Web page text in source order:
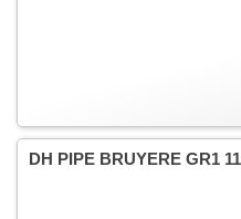
DH PIPE BRUYERE GR1